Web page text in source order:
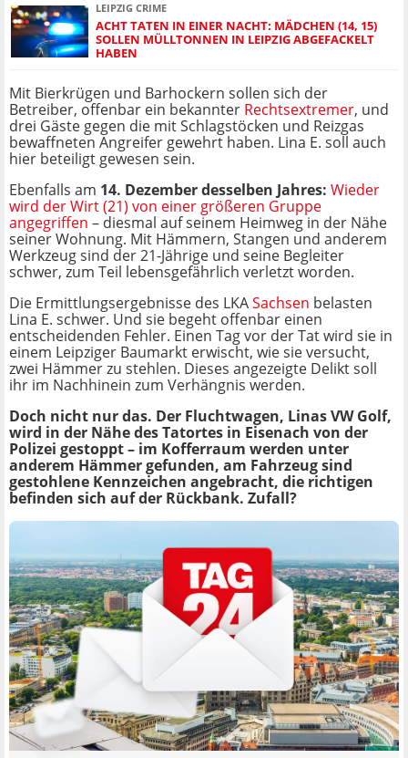
LEIPZIG CRIME
ACHT TATEN IN EINER NACHT: MÄDCHEN (14, 15)
SOLLEN MÜLLTONNEN IN LEIPZIG ABGEFACKELT
HABEN
Mit Bierkrügen und Barhockern sollen sich der
Betreiber, offenbar ein bekannter Rechtsextremer, und
drei Gäste gegen die mit Schlagstöcken und Reizgas
bewaffneten Angreifer gewehrt haben. Lina E. soll auch
hier beteiligt gewesen sein.
Ebenfalls am 14. Dezember desselben Jahres: Wieder
wird der Wirt (21) von einer größeren Gruppe
angegriffen – diesmal auf seinem Heimweg in der Nähe
seiner Wohnung. Mit Hämmern, Stangen und anderem
Werkzeug sind der 21-Jährige und seine Begleiter
schwer, zum Teil lebensgefährlich verletzt worden.
Die Ermittlungsergebnisse des LKASachsen belasten
Lina E. schwer. Und sie begeht offenbar einen
entscheidenden Fehler. Einen Tag vor der Tat wird sie in
einem Leipziger Baumarkt erwischt, wie sie versucht,
zwei Hämmer zu stehlen. Dieses angezeigte Delikt soll
ihr im Nachhinein zum Verhängnis werden.
Doch nicht nur das. Der Fluchtwagen, Linas VW Golf,
wird in der Nähe des Tatortes in Eisenach von der
Polizei gestoppt – im Kofferraum werden unter
anderem Hämmer gefunden, am Fahrzeug sind
gestohlene Kennzeichen angebracht, die richtigen
befinden sich auf der Rückbank. Zufall?